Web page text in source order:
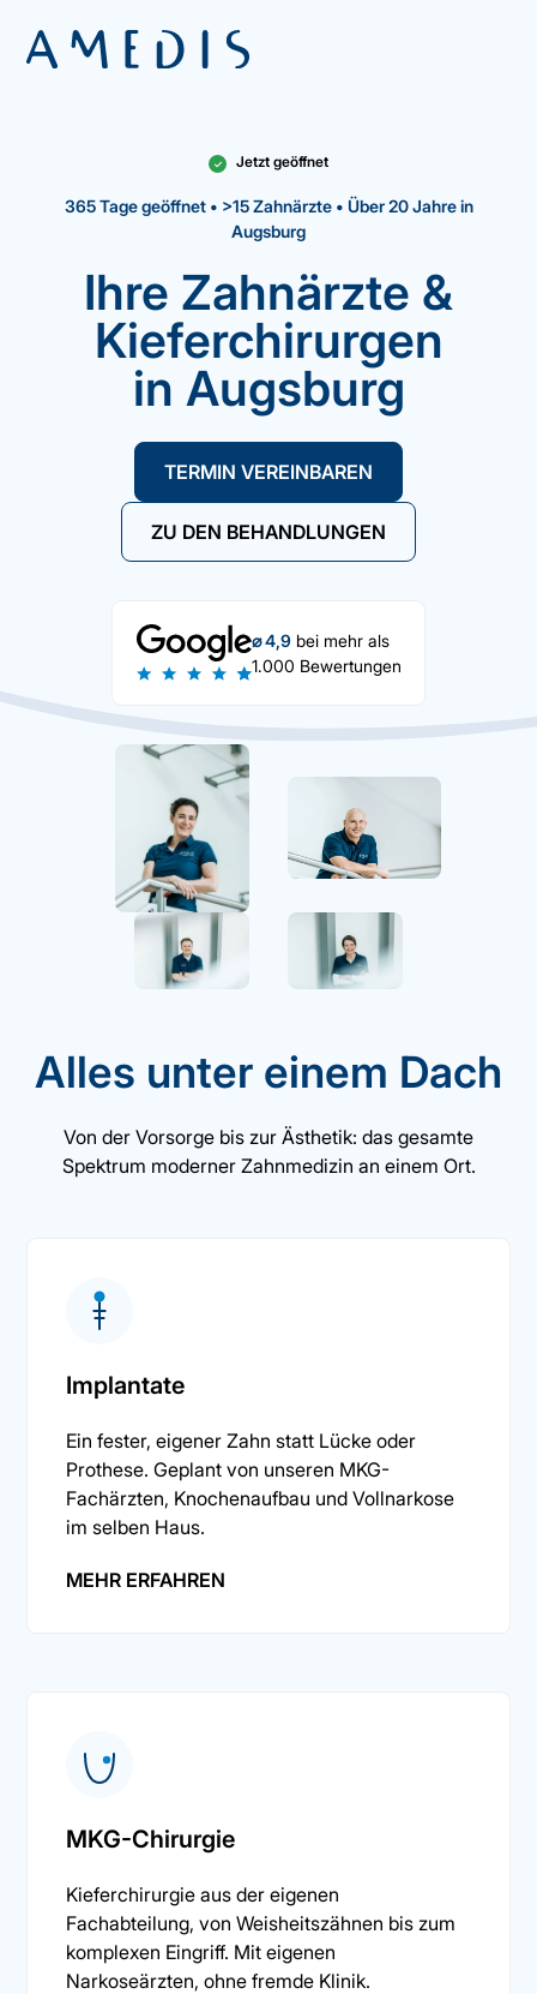
✓ Jetzt geöffnet
365 Tage geöffnet • >15 Zahnärzte • Über 20 Jahre in
Augsburg
Ihre Zahnärzte &
Kieferchirurgen
in Augsburg
TERMIN VEREINBAREN
ZU DEN BEHANDLUNGEN
⌀ 4,9 bei mehr als
1.000 Bewertungen
Alles unter einem Dach
Von der Vorsorge bis zur Ästhetik: das gesamte
Spektrum moderner Zahnmedizin an einem Ort.
Implantate
Ein fester, eigener Zahn statt Lücke oder
Prothese. Geplant von unseren MKG-
Fachärzten, Knochenaufbau und Vollnarkose
im selben Haus.
MEHR ERFAHREN
MKG-Chirurgie
Kieferchirurgie aus der eigenen
Fachabteilung, von Weisheitszähnen bis zum
komplexen Eingriff. Mit eigenen
Narkoseärzten, ohne fremde Klinik.